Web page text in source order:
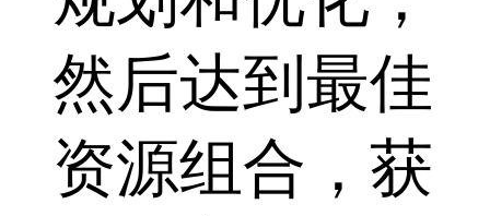
然后达到最佳
资源组合，获